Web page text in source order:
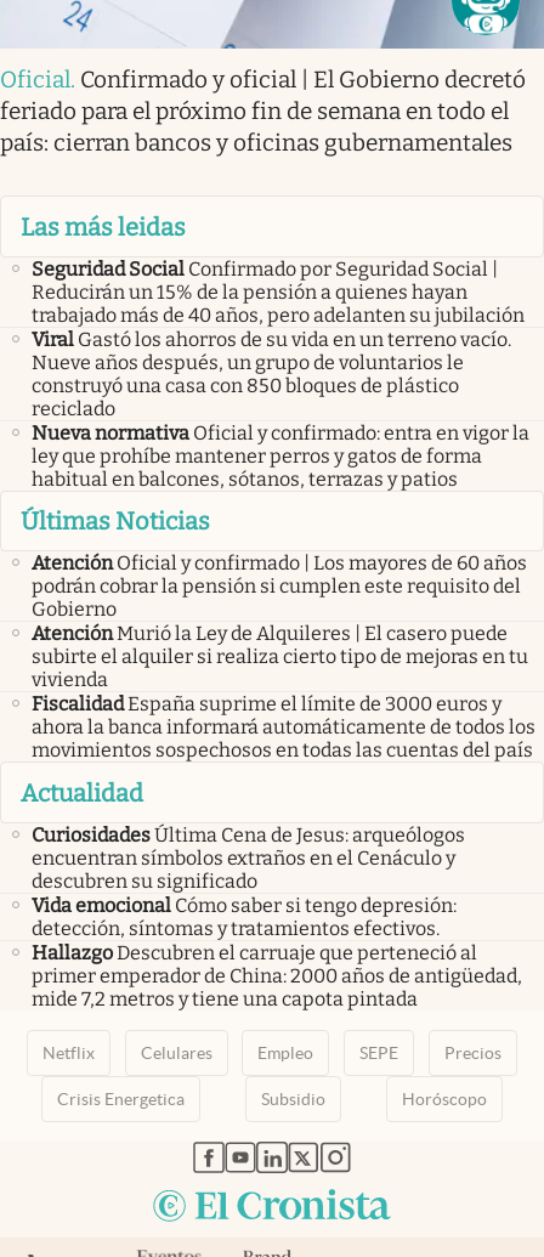
Oficial. Confirmado y oficial | El Gobierno decretó
feriado para el próximo fin de semana en todo el
país: cierran bancos y oficinas gubernamentales
Las más leidas
Seguridad Social Confirmado por Seguridad Social |
Reducirán un 15% de la pensión a quienes hayan
trabajado más de 40 años, pero adelanten su jubilación
Viral Gastó los ahorros de su vida en un terreno vacío.
Nueve años después, un grupo de voluntarios le
construyó una casa con 850 bloques de plástico
reciclado
Nueva normativa Oficial y confirmado: entra en vigor la
ley que prohíbe mantener perros y gatos de forma
habitual en balcones, sótanos, terrazas y patios
Últimas Noticias
Atención Oficial y confirmado | Los mayores de 60 años
podrán cobrar la pensión si cumplen este requisito del
Gobierno
AtenciónMurió la Ley de Alquileres | El casero puede
subirte el alquiler si realiza cierto tipo de mejoras en tu
vivienda
FiscalidadEspaña suprime el límite de 3000 euros y
ahora la banca informará automáticamente de todos los
movimientos sospechosos en todas las cuentas del país
Actualidad
CuriosidadesÚltima Cena de Jesus: arqueólogos
encuentran símbolos extraños en el Cenáculo y
descubren su significado
Vida emocional Cómo saber si tengo depresión:
detección, síntomas y tratamientos efectivos.
HallazgoDescubren el carruaje que perteneció al
primer emperador de China: 2000 años de antigüedad,
mide 7,2 metros y tiene una capota pintada
Netflix Celulares Empleo SEPE Precios
Crisis Energetica Subsidio Horóscopo
abre en nueva pestaña
abre en nueva pestaña
abre en nueva pestaña
abre en nueva pestaña
abre en nueva pestaña